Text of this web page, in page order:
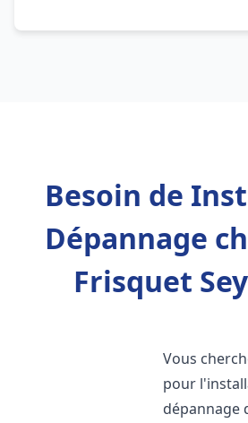
Besoin de
Dépannage
Frisquet
Vous
pour
dépannage